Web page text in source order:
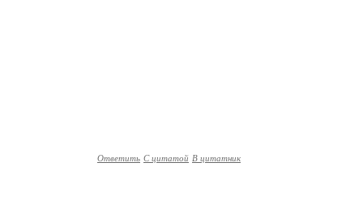
Ответить С цитатой В цитатник